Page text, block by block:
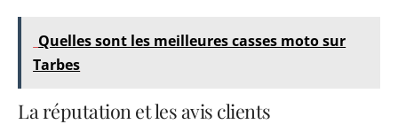
Quelles sont les meilleures casses moto sur
Tarbes
La réputation et les avis clients